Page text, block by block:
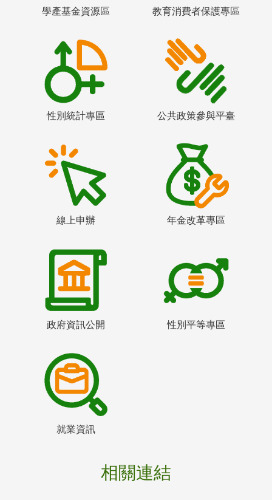
學產基金資源區 教育消費者保護專區
性別統計專區 公共政策參與平臺
線上申辦 年金改革專區
政府資訊公開 性別平等專區
就業資訊
相關連結